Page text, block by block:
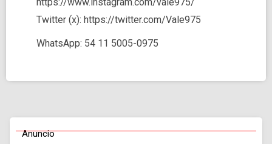
Twitter (x): https://twitter.com/Vale975
WhatsApp: 54 11 5005-0975
Anuncio